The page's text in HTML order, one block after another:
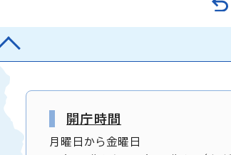
開庁時間
月曜日から金曜日